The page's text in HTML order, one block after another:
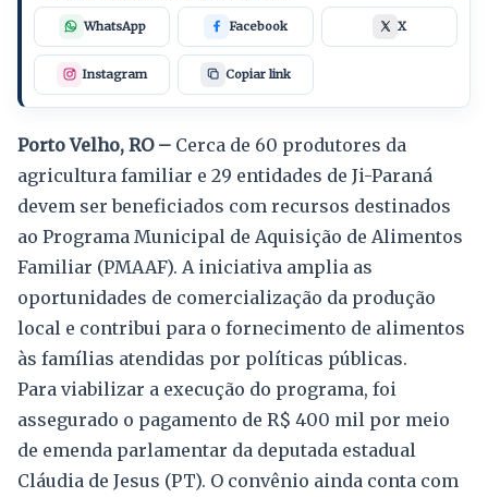
WhatsApp Facebook X
Instagram Copiar link
Porto Velho, RO – Cerca de 60 produtores da
agricultura familiar e 29 entidades de Ji-Paraná
devem ser beneficiados com recursos destinados
ao Programa Municipal de Aquisição de Alimentos
Familiar (PMAAF). A iniciativa amplia as
oportunidades de comercialização da produção
local e contribui para o fornecimento de alimentos
às famílias atendidas por políticas públicas.
Para viabilizar a execução do programa, foi
assegurado o pagamento de R$ 400 mil por meio
de emenda parlamentar da deputada estadual
Cláudia de Jesus (PT). O convênio ainda conta com